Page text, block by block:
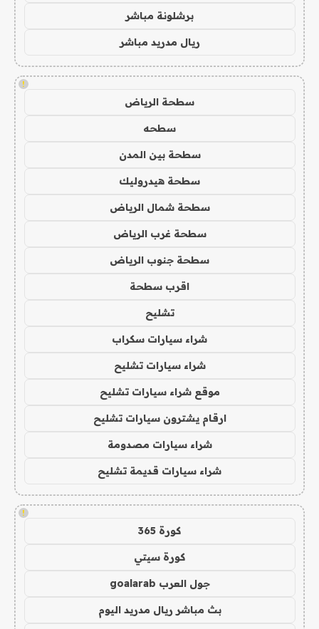
برشلونة مباشر
ريال مدريد مباشر
!
سطحة الرياض
سطحه
سطحة بين المدن
سطحة هيدروليك
سطحة شمال الرياض
سطحة غرب الرياض
سطحة جنوب الرياض
اقرب سطحة
تشليح
شراء سيارات سكراب
شراء سيارات تشليح
موقع شراء سيارات تشليح
ارقام يشترون سيارات تشليح
شراء سيارات مصدومة
شراء سيارات قديمة تشليح
!
كورة 365
كورة سيتي
جول العرب goalarab
بث مباشر ريال مدريد اليوم